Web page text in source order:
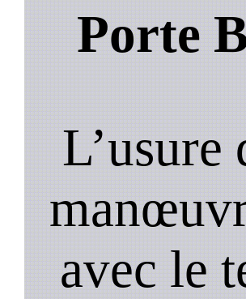
Porte
avec le